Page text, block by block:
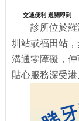
交通便利 過關即到
診所位於
圳站或福田站
溝通零障礙，
貼心服務深受港